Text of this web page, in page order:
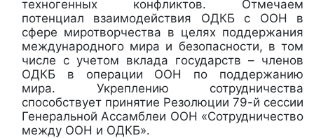
техногенных конфликтов. Отмечаем
потенциал взаимодействия ОДКБ с ООН в
сфере миротворчества в целях поддержания
международного мира и безопасности, в том
числе с учетом вклада государств – членов
ОДКБ в операции ООН по поддержанию
мира. Укреплению сотрудничества
способствует принятие Резолюции 79-й сессии
Генеральной Ассамблеи ООН «Сотрудничество
между ООН и ОДКБ».